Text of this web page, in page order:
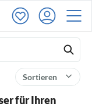
Sortieren
für Ihren